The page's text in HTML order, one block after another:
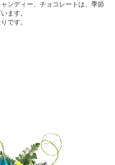
ンディー、チョコレートは、季節
ます。
です。